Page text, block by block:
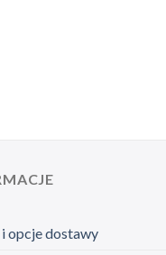
opcje dostawy